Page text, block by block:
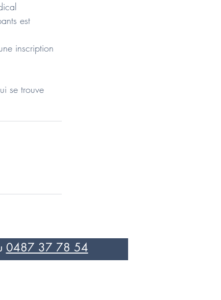
est
inscription
se trouve
0487 37 78 54